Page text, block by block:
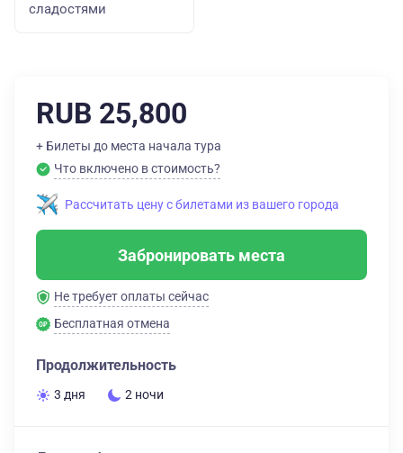
сладостями
RUB 25,800
+ Билеты до места начала тура
Что включено в стоимость?
Рассчитать цену с билетами из вашего города
Забронировать места
Не требует оплаты сейчас
Бесплатная отмена
Продолжительность
3 дня 2 ночи